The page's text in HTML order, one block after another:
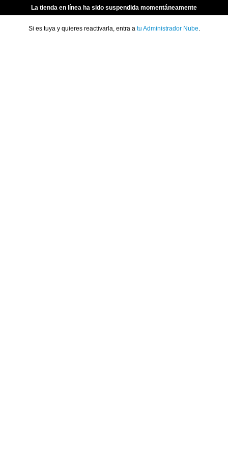
La tienda en línea ha sido suspendida momentáneamente
Si es tuya y quieres reactivarla, entra a tu Administrador Nube.